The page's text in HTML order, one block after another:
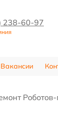
238-60-97
Вакансии